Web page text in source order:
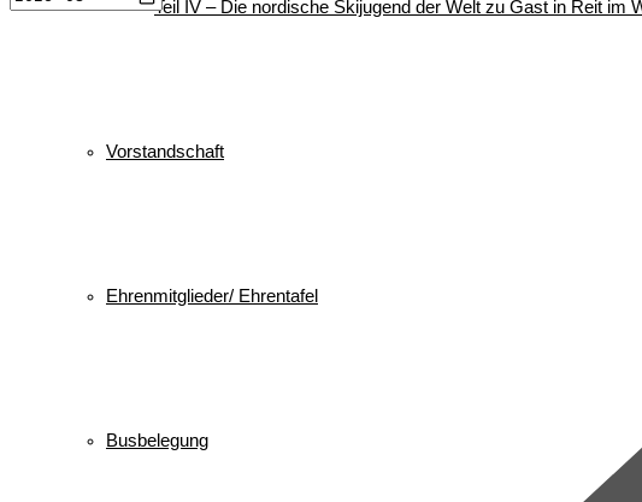
Teil IV – Die nordische Skijugend der Welt zu Gast in Reit im
Vorstandschaft
Ehrenmitglieder/ Ehrentafel
Busbelegung